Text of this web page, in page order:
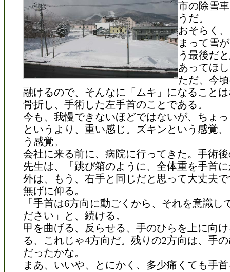
市の除雪
うだ。
おそらく
まって雪
う最後だ
あってほ
ただ、今
融けるので、そんなに「ムキ」になること
骨折し、手術した左手首のことである。
今も、我慢できないほどではないが、ちょ
というより、重い感じ。ズキンという感覚
う感覚。
会社に来る前に、病院に行ってきた。手術
先生は、「跳び箱のように、全体重を手首
外は、もう、右手と同じだと思って大丈夫
無げに仰る。
「手首は6方向に動ごくから、それを意識し
ださい」と、続ける。
甲を曲げる、反らせる、手のひらを上に向
る、これじゃ4方向だ。残りの2方向は、手
だったかな。
まあ、いいや、とにかく、多少痛くても手